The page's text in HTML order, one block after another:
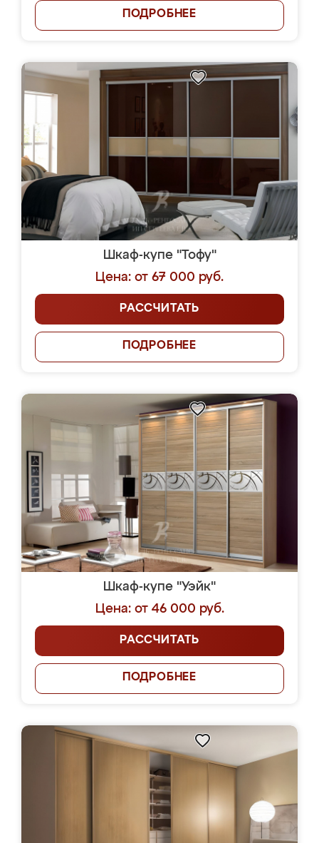
ПОДРОБНЕЕ
Шкаф-купе "Тофу"
Цена: от 67 000 руб.
РАССЧИТАТЬ
ПОДРОБНЕЕ
Шкаф-купе "Уэйк"
Цена: от 46 000 руб.
РАССЧИТАТЬ
ПОДРОБНЕЕ